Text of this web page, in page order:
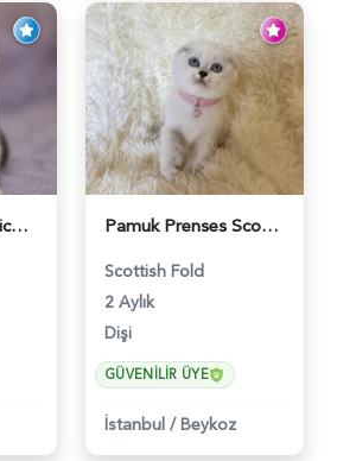
British shorthair Bicolor Lilac Erkek - 5905 Pamuk Prenses Scottish Fold Maviş Yavrumuz - 6009
Scottish Fold
2 Aylık
Dişi
GÜVENILIR ÜYE
İstanbul / Beykoz